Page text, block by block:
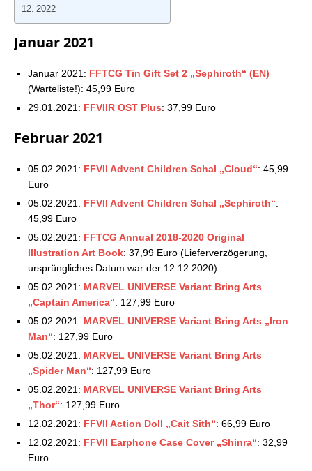
02.04.2021
Square Enix Store: Aktuelle Vorbestellungen –
09.04.2021
16.04.2021
Square Enix Store: Aktuelle Vorbestellungen –
Square Enix Store: Aktuelle Vorbestellungen –
Square Enix Store: Aktuelle Vorbestellungen –
Square Enix Store: Aktuelle Vorbestellungen –
14.05.2021
Square Enix Store: Aktuelle Vorbestellungen –
21.05.2021
Square Enix Store: Aktuelle Vorbestellungen –
04.06.2021
Square Enix Store: Aktuelle Vorbestellungen –
11.06.2021
Square Enix Store: Aktuelle Vorbestellungen –
Square Enix Store: Aktuelle Vorbestellungen –
Square Enix Store: Aktuelle Vorbestellungen –
02.07.2021
Square Enix Store: Aktuelle Vorbestellungen –
09.07.2021
Square Enix Store: Aktuelle Vorbestellungen –
16.07.2021
Square Enix Store: Aktuelle Vorbestellungen –
2022
Januar 2021
Januar 2021: FFTCG Tin Gift Set 2 „Sephiroth“ (EN)
(Warteliste!): 45,99 Euro
29.01.2021: FFVIIR OST Plus: 37,99 Euro
Februar 2021
05.02.2021: FFVII Advent Children Schal „Cloud“: 45,99
Euro
05.02.2021: FFVII Advent Children Schal „Sephiroth“:
45,99 Euro
05.02.2021: FFTCG Annual 2018-2020 Original
Illustration Art Book: 37,99 Euro (Lieferverzögerung,
ursprüngliches Datum war der 12.12.2020)
05.02.2021: MARVEL UNIVERSE Variant Bring Arts
„Captain America“: 127,99 Euro
05.02.2021: MARVEL UNIVERSE Variant Bring Arts „Iron
Man“: 127,99 Euro
05.02.2021: MARVEL UNIVERSE Variant Bring Arts
„Spider Man“: 127,99 Euro
05.02.2021: MARVEL UNIVERSE Variant Bring Arts
„Thor“: 127,99 Euro
12.02.2021: FFVII Action Doll „Cait Sith“: 66,99 Euro
12.02.2021: FFVII Earphone Case Cover „Shinra“: 32,99
Euro